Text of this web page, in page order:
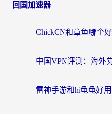
回国加速器